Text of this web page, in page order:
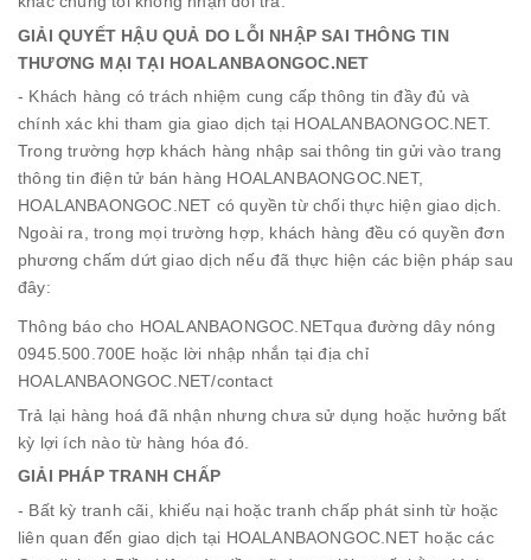
GIẢI QUYẾT HẬU QUẢ DO LỖI NHẬP SAI THÔNG TIN
THƯƠNG MẠI TẠI HOALANBAONGOC.NET
- Khách hàng có trách nhiệm cung cấp thông tin đầy đủ và
chính xác khi tham gia giao dịch tại HOALANBAONGOC.NET.
Trong trường hợp khách hàng nhập sai thông tin gửi vào trang
thông tin điện tử bán hàng HOALANBAONGOC.NET,
HOALANBAONGOC.NET có quyền từ chối thực hiện giao dịch.
Ngoài ra, trong mọi trường hợp, khách hàng đều có quyền đơn
phương chấm dứt giao dịch nếu đã thực hiện các biện pháp sau
đây:
Thông báo cho HOALANBAONGOC.NETqua đường dây nóng
0945.500.700E hoặc lời nhập nhắn tại địa chỉ
HOALANBAONGOC.NET/contact
Trả lại hàng hoá đã nhận nhưng chưa sử dụng hoặc hưởng bất
kỳ lợi ích nào từ hàng hóa đó.
GIẢI PHÁP TRANH CHẤP
- Bất kỳ tranh cãi, khiếu nại hoặc tranh chấp phát sinh từ hoặc
liên quan đến giao dịch tại HOALANBAONGOC.NET hoặc các